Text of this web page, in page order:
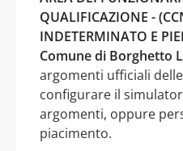
QUALIFICAZIONE -
INDETERMINATO E
Comune di Borghetto
argomenti ufficiali
configurare il
argomenti, oppure
piacimento.